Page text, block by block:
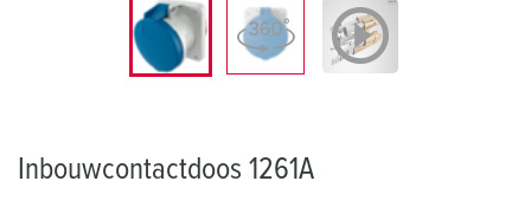
Inbouwcontactdoos 1261A